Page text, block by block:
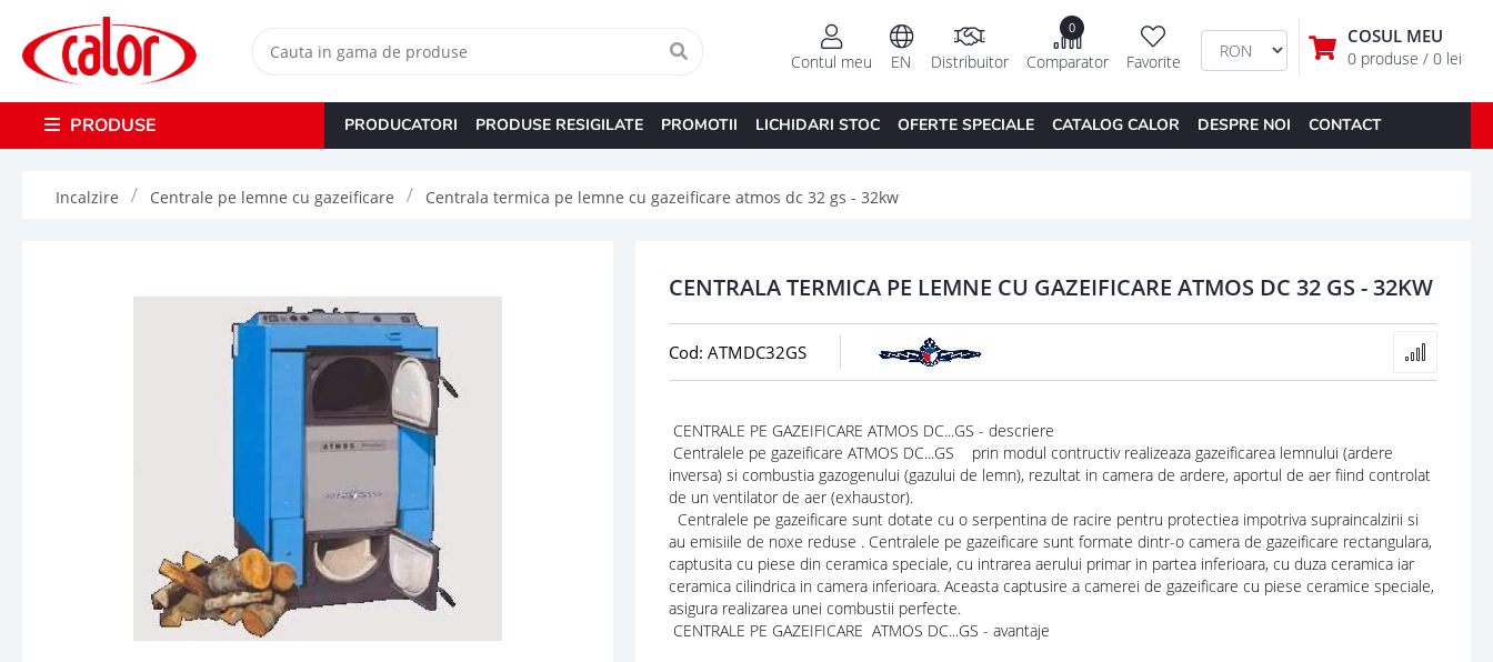
COSUL MEU
0 produse / 0 lei
Favorite
0
Comparator
Distribuitor
EN
Contul meu
PRODUSE PRODUCATORI PRODUSE RESIGILATE PROMOTII LICHIDARI STOC OFERTE SPECIALE CATALOG CALOR DESPRE NOI CONTACT
Incalzire Centrale pe lemne cu gazeificare Centrala termica pe lemne cu gazeificare atmos dc 32 gs - 32kw
CENTRALA TERMICA PE LEMNE CU GAZEIFICARE ATMOS DC 32 GS - 32KW
Cod: ATMDC32GS
CENTRALE PE GAZEIFICARE ATMOS DC...GS - descriere
Centralele pe gazeificare ATMOS DC...GS prin modul contructiv realizeaza gazeificarea lemnului (ardere
inversa) si combustia gazogenului (gazului de lemn), rezultat in camera de ardere, aportul de aer fiind controlat
de un ventilator de aer (exhaustor).
Centralele pe gazeificare sunt dotate cu o serpentina de racire pentru protectiea impotriva supraincalzirii si
au emisiile de noxe reduse . Centralele pe gazeificare sunt formate dintr-o camera de gazeificare rectangulara,
captusita cu piese din ceramica speciale, cu intrarea aerului primar in partea inferioara, cu duza ceramica iar
ceramica cilindrica in camera inferioara. Aceasta captusire a camerei de gazeificare cu piese ceramice speciale,
asigura realizarea unei combustii perfecte.
CENTRALE PE GAZEIFICARE ATMOS DC...GS - avantaje